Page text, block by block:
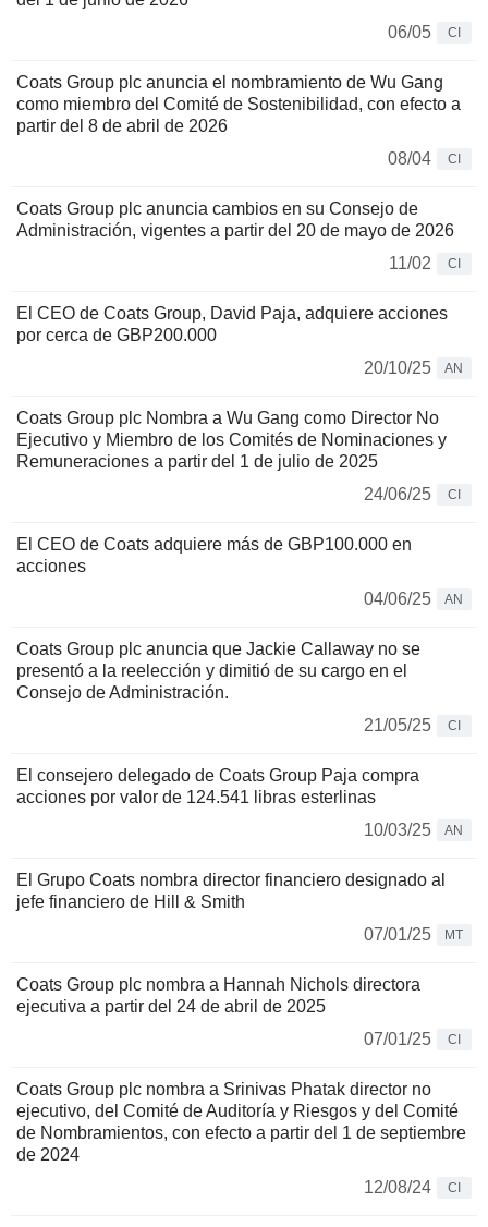
06/05
CI
Coats Group plc anuncia el nombramiento de Wu Gang
como miembro del Comité de Sostenibilidad, con efecto a
partir del 8 de abril de 2026
08/04
CI
Coats Group plc anuncia cambios en su Consejo de
Administración, vigentes a partir del 20 de mayo de 2026
11/02
CI
El CEO de Coats Group, David Paja, adquiere acciones
por cerca de GBP200.000
20/10/25
AN
Coats Group plc Nombra a Wu Gang como Director No
Ejecutivo y Miembro de los Comités de Nominaciones y
Remuneraciones a partir del 1 de julio de 2025
24/06/25
CI
El CEO de Coats adquiere más de GBP100.000 en
acciones
04/06/25
AN
Coats Group plc anuncia que Jackie Callaway no se
presentó a la reelección y dimitió de su cargo en el
Consejo de Administración.
21/05/25
CI
El consejero delegado de Coats Group Paja compra
acciones por valor de 124.541 libras esterlinas
10/03/25
AN
El Grupo Coats nombra director financiero designado al
jefe financiero de Hill & Smith
07/01/25
MT
Coats Group plc nombra a Hannah Nichols directora
ejecutiva a partir del 24 de abril de 2025
07/01/25
CI
Coats Group plc nombra a Srinivas Phatak director no
ejecutivo, del Comité de Auditoría y Riesgos y del Comité
de Nombramientos, con efecto a partir del 1 de septiembre
de 2024
12/08/24
CI